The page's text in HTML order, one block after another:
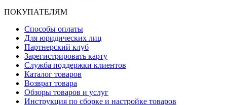
ПОКУПАТЕЛЯМ
Способы оплаты
Для юридических лиц
Партнерский клуб
Зарегистрировать карту
Служба поддержки клиентов
Каталог товаров
Возврат товара
Обзоры товаров и услуг
Инструкция по сборке и настройке товаров